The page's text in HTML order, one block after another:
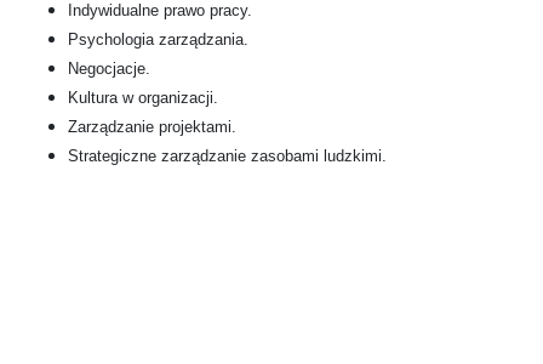
Indywidualne prawo pracy.
Psychologia zarządzania.
Negocjacje.
Kultura w organizacji.
Zarządzanie projektami.
Strategiczne zarządzanie zasobami ludzkimi.